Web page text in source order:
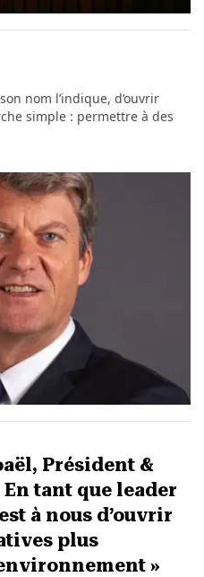
nom l’indique, d’ouvrir
simple : permettre à des
Président &
En tant que leader
à nous d’ouvrir
plus
»